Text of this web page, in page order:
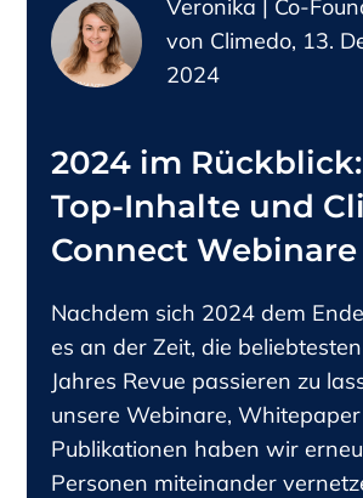
Veronika | Co-
von Climedo, 13.
2024
2024 im
Top-Inhalte und
Connect Webinare
Nachdem sich 2024 dem
es an der Zeit, die
Jahres Revue passieren zu
unsere Webinare,
Publikationen haben wir
Personen miteinander